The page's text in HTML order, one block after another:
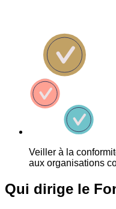
Veiller à la
aux organisations
Qui dirige le